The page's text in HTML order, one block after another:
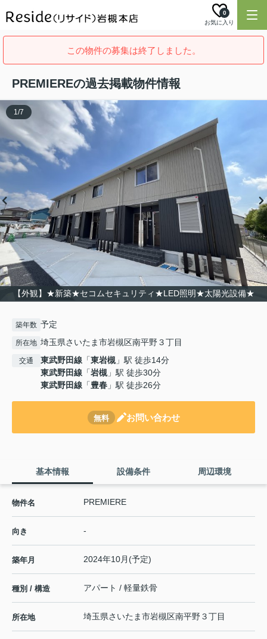
お気に入り
0
この物件の募集は終了しました。
PREMIEREの過去掲載物件情報
【外観】★新築★セコムセキュリティ★LED照明★太陽光設備★
1/7
築年数 予定
所在地 埼玉県さいたま市岩槻区南平野３丁目
交通 東武野田線 「東岩槻 」駅 徒歩14分
東武野田線 「岩槻 」駅 徒歩30分
東武野田線 「豊春 」駅 徒歩26分
無料 お問い合わせ
基本情報 設備条件 周辺環境
物件名 PREMIERE
向き -
築年月 2024年10月(予定)
種別 / 構造 アパート / 軽量鉄骨
所在地 埼玉県さいたま市岩槻区南平野３丁目